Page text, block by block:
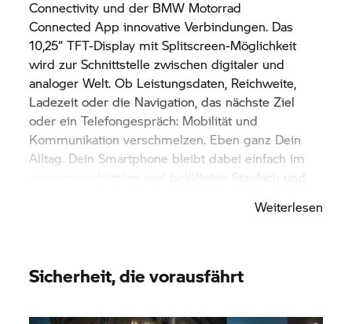
Connectivity und der BMW Motorrad
Connected App innovative Verbindungen. Das
10,25“ TFT-Display mit Splitscreen-Möglichkeit
wird zur Schnittstelle zwischen digitaler und
analoger Welt. Ob Leistungsdaten, Reichweite,
Ladezeit oder die Navigation, das nächste Ziel
oder ein Telefongespräch: Mobilität und
Kommunikation verschmelzen. Eben ganz Dein
Alltag. Dein Smartphone bleibt dabei einfach im
wassergeschützten und belüfteten Staufach und
Weiterlesen
Sicherheit, die vorausfährt